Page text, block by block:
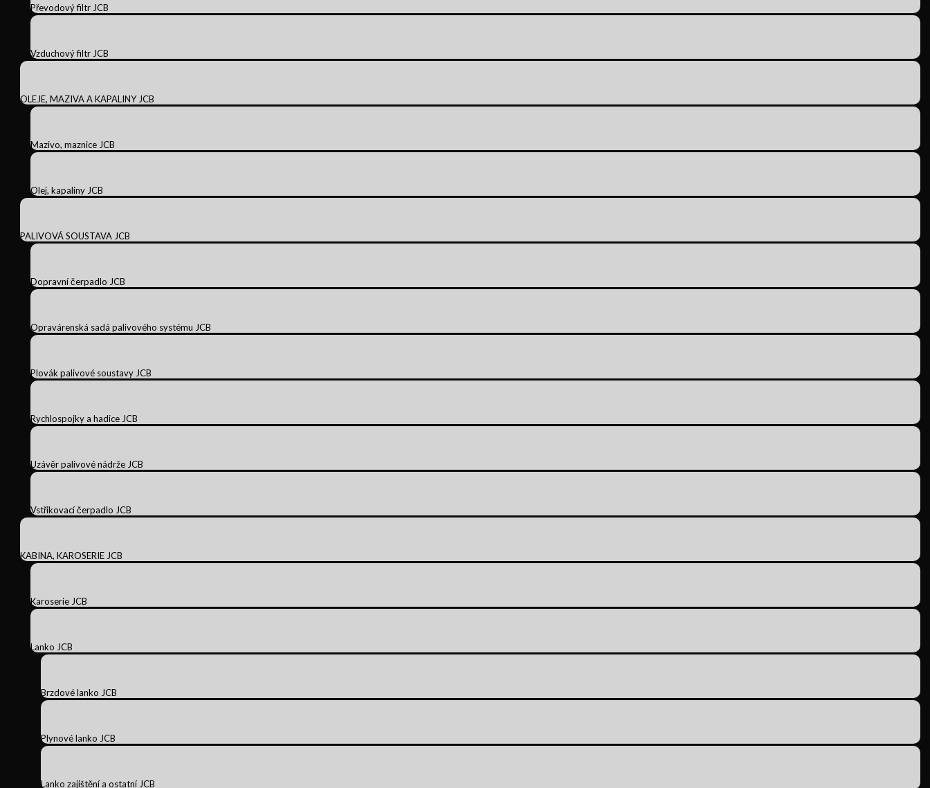
Převodový filtr JCB
Vzduchový filtr JCB
OLEJE, MAZIVA A KAPALINY JCB
Mazivo, maznice JCB
Olej, kapaliny JCB
PALIVOVÁ SOUSTAVA JCB
Dopravní čerpadlo JCB
Opravárenská sadá palivového systému JCB
Plovák palivové soustavy JCB
Rychlospojky a hadice JCB
Uzávěr palivové nádrže JCB
Vstřikovací čerpadlo JCB
KABINA, KAROSERIE JCB
Karoserie JCB
Lanko JCB
Brzdové lanko JCB
Plynové lanko JCB
Lanko zajištění a ostatní JCB